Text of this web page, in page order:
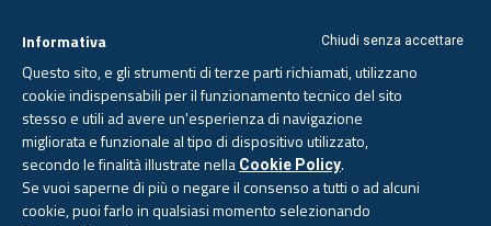
Sabato, 8 agosto 2026 - Aggiornato alle 6.00
Chiudi senza accettare
Informativa
Questo sito, e gli strumenti di terze parti richiamati, utilizzano
cookie indispensabili per il funzionamento tecnico del sito
stesso e utili ad avere un'esperienza di navigazione
migliorata e funzionale al tipo di dispositivo utilizzato,
secondo le finalità illustrate nella Cookie Policy.
Se vuoi saperne di più o negare il consenso a tutti o ad alcuni
cookie, puoi farlo in qualsiasi momento selezionando